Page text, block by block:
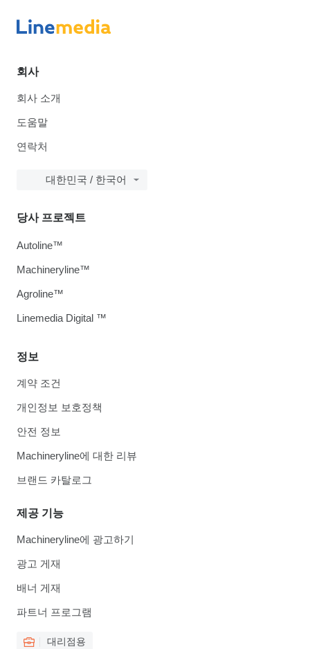
회사
회사 소개
도움말
연락처
대한민국 / 한국어
정보
계약 조건
개인정보 보호정책
안전 정보
Machineryline에 대한 리뷰
브랜드 카탈로그
제공 기능
Machineryline에 광고하기
광고 게재
배너 게재
파트너 프로그램
대리점용
당사 프로젝트
Autoline™
Machineryline™
Agroline™
Linemedia Digital ™